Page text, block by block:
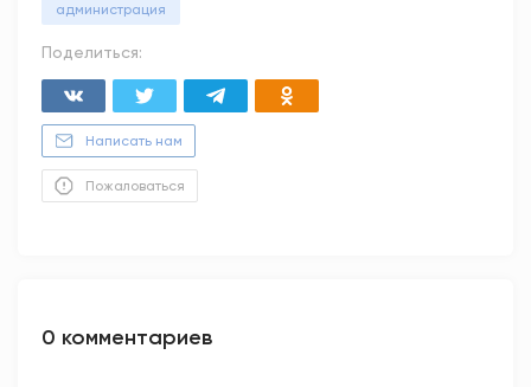
администрация
Поделиться:
Написать нам
Пожаловаться
0 комментариев